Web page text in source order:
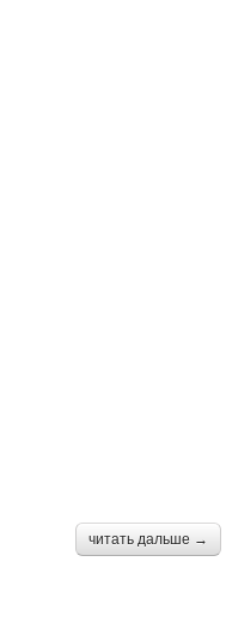
читать дальше →